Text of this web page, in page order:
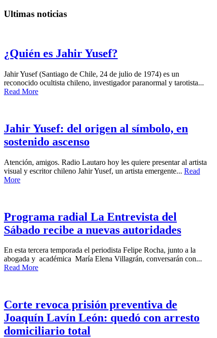
Ultimas noticias
¿Quién es Jahir Yusef?
Jahir Yusef (Santiago de Chile, 24 de julio de 1974) es un
reconocido ocultista chileno, investigador paranormal y tarotista...
Read More
Jahir Yusef: del origen al símbolo, en
sostenido ascenso
Atención, amigos. Radio Lautaro hoy les quiere presentar al artista
visual y escritor chileno Jahir Yusef, un artista emergente... Read
More
Programa radial La Entrevista del
Sábado recibe a nuevas autoridades
En esta tercera temporada el periodista Felipe Rocha, junto a la
abogada y académica María Elena Villagrán, conversarán con...
Read More
Corte revoca prisión preventiva de
Joaquín Lavín León: quedó con arresto
domiciliario total